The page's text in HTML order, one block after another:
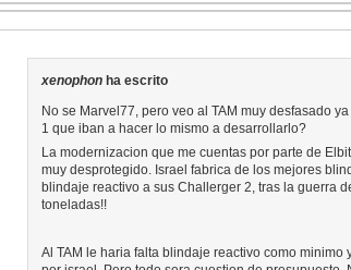
xenophonha escrito
No se Marvel77, pero veo al TAM muy desfasado
1 que iban a hacer lo mismo a desarrollarlo?
La modernizacion que me cuentas por parte de
muy desprotegido. Israel fabrica de los mejores
blindaje reactivo a sus Challerger 2, tras la guerra
toneladas!!
Al TAM le haria falta blindaje reactivo como